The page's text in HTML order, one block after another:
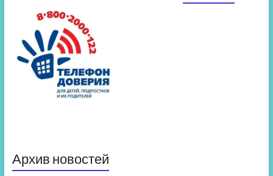
Архив новостей